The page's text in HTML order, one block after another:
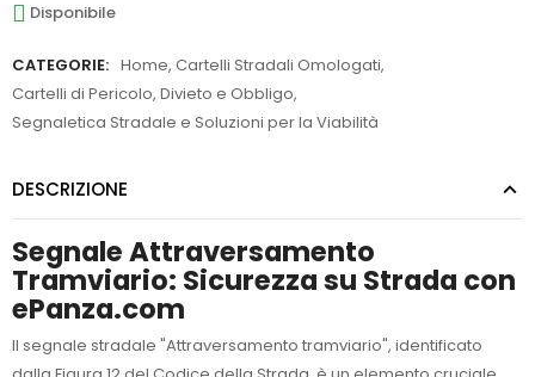
Disponibile
CATEGORIE: Home, Cartelli Stradali Omologati,
Cartelli di Pericolo, Divieto e Obbligo,
Segnaletica Stradale e Soluzioni per la Viabilità
DESCRIZIONE
Segnale Attraversamento
Tramviario: Sicurezza su Strada con
ePanza.com
Il segnale stradale "Attraversamento tramviario", identificato